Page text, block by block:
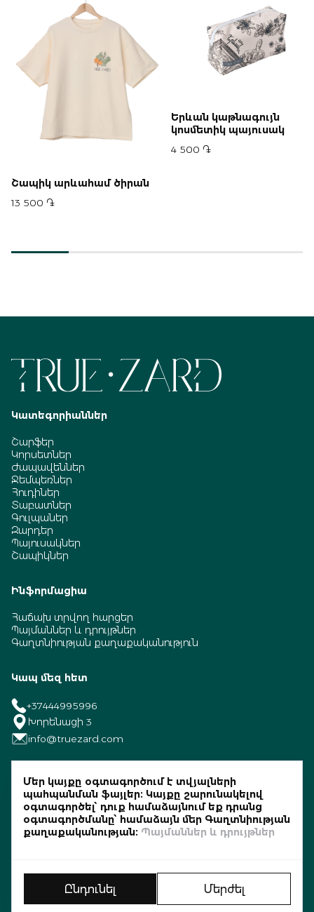
Շապիկ արևահամ ծիրան
13 500 ֏
Երևան կաթնագույն
կոսմետիկ պայուսակ
4 500 ֏
Կատեգորիաններ
Շարֆեր
Կորսետներ
Ժապավեններ
Ջեմպեռներ
Հուդիներ
Տաբատներ
Գուլպաներ
Զարդեր
Պայուսակներ
Շապիկներ
Ինֆորմացիա
Հաճախ տրվող հարցեր
Պայմաններ և դրույթներ
Գաղտնիության քաղաքականություն
Կապ մեզ հետ
+37444995996
Խորենացի 3
info@truezard.com
©2026 TRUEZARD All rights reserved.
Powered byWEDO
Մեր կայքը օգտագործում է տվյալների
պահպանման ֆայլեր։ Կայքը շարունակելով
օգտագործել՝ դուք համաձայնում եք դրանց
օգտագործմանը՝ համաձայն մեր Գաղտնիության
քաղաքականության։ Պայմաններ և դրույթներ
Ընդունել Մերժել